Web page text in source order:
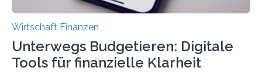
Wirtschaft Finanzen
Unterwegs Budgetieren: Digitale
Tools für finanzielle Klarheit